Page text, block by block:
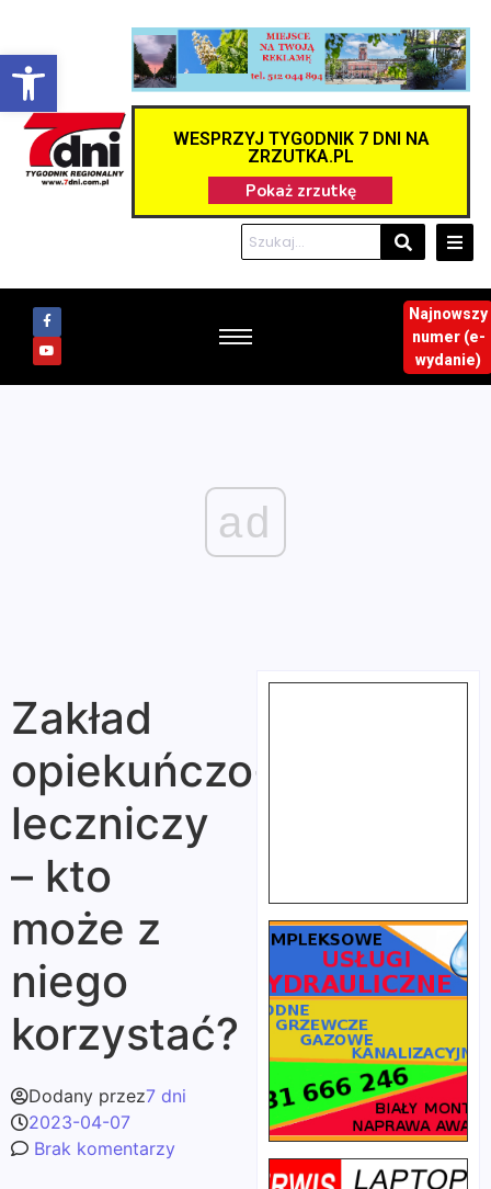
Otwórz pasek narzędzi
WESPRZYJ TYGODNIK 7 DNI NA
ZRZUTKA.PL
Najnowszy
numer (e-
wydanie)
ad
Zakład
opiekuńczo-
leczniczy
– kto
może z
niego
korzystać?
Dodany przez7 dni
2023-04-07
Brak komentarzy